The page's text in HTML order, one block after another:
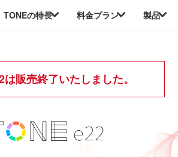
文
TONEの特長 料金プラン 製品
販売終了いたしました。